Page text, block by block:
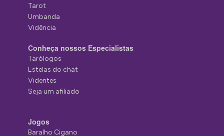
Tarot
Umbanda
Vidência
Conheça nossos Especialistas
Tarólogos
Estelas do chat
Videntes
Seja um afiliado
Jogos
Baralho Cigano